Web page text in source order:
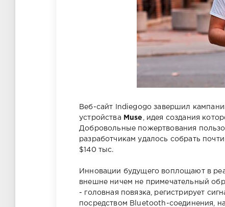
Веб-сайт Indiegogo завершил
устройства
Muse
, идея создания
Добровольные пожертвования
разработчикам удалось собрать
$140 тыс.
Инновации будущего воплощают в
внешне ничем не примечательный
- головная повязка, регистрирует
посредством Bluetooth-соединения,